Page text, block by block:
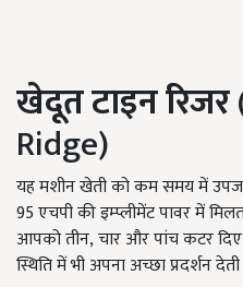
खेदूत टाइन रिजर
Ridge)
यह मशीन खेती को कम समय में
95एचपी की इम्प्लीमेंट पावर में
आपको तीन, चार और पांच कटर दिए
स्थिति में भी अपना अच्छा प्रदर्शन